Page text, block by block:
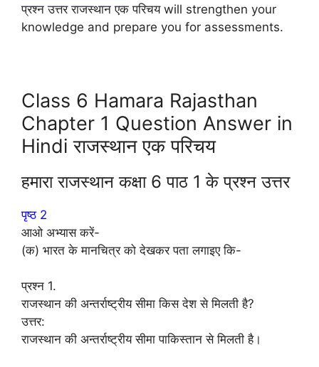
प्रश्न उत्तर राजस्थान एक परिचय will strengthen your
knowledge and prepare you for assessments.
Class 6 Hamara Rajasthan
Chapter 1 Question Answer in
Hindi राजस्थान एक परिचय
हमारा राजस्थान कक्षा 6 पाठ 1 के प्रश्न उत्तर
पृष्ठ 2
आओ अभ्यास करें-
(क) भारत के मानचित्र को देखकर पता लगाइए कि-
प्रश्न 1.
राजस्थान की अन्तर्राष्ट्रीय सीमा किस देश से मिलती है?
उत्तर:
राजस्थान की अन्तर्राष्ट्रीय सीमा पाकिस्तान से मिलती है।